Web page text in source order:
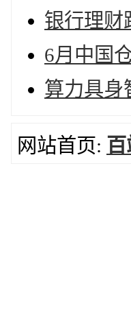
银行理财
6月中国
算力具身
网站首页: